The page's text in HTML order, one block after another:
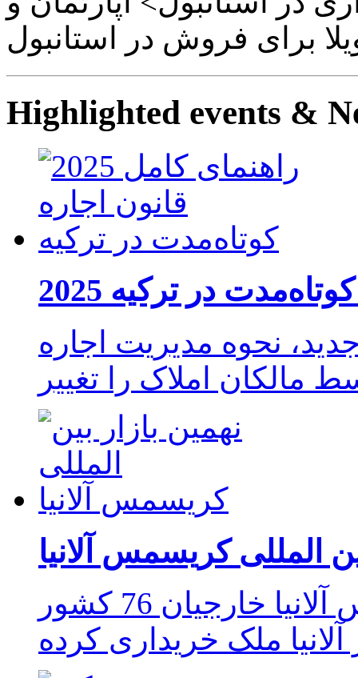
Highlighted events &
کوتاه‌مدت در ترکیه
اجاره در ترکیه 2025 جدید، نحوه مدیریت اجاره
مالکان املاک را تغییر
المللی کریسمس آلانیا
نهمین بازار بین المللی کریسمس آلانیا خارجیان 76 کشور
ملک خریداری کرده